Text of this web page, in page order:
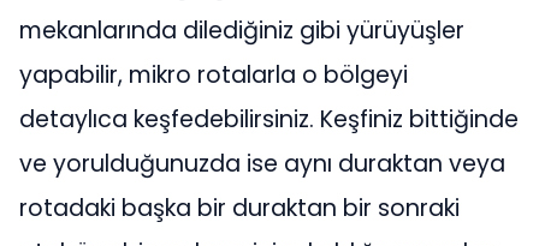
mekanlarında dilediğiniz gibi yürüyüşler
yapabilir, mikro rotalarla o bölgeyi
detaylıca keşfedebilirsiniz. Keşfiniz bittiğinde
ve yorulduğunuzda ise aynı duraktan veya
rotadaki başka bir duraktan bir sonraki